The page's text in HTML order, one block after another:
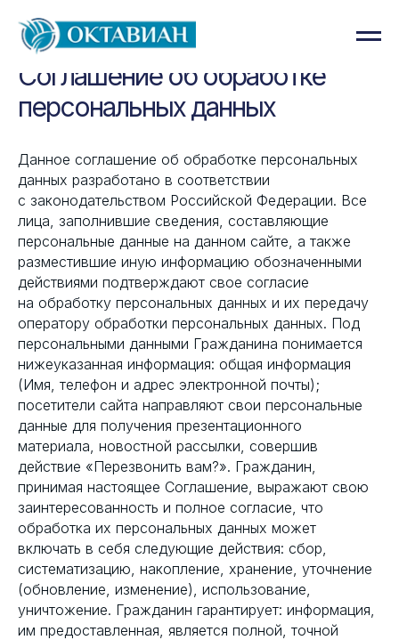
Соглашение об обработке
персональных данных
Данное соглашение об обработке персональных
данных разработано в соответствии
с законодательством Российской Федерации. Все
лица, заполнившие сведения, составляющие
персональные данные на данном сайте, а также
разместившие иную информацию обозначенными
действиями подтверждают свое согласие
на обработку персональных данных и их передачу
оператору обработки персональных данных. Под
персональными данными Гражданина понимается
нижеуказанная информация: общая информация
(Имя, телефон и адрес электронной почты);
посетители сайта направляют свои персональные
данные для получения презентационного
материала, новостной рассылки, совершив
действие «Перезвонить вам?». Гражданин,
принимая настоящее Соглашение, выражают свою
заинтересованность и полное согласие, что
обработка их персональных данных может
включать в себя следующие действия: сбор,
систематизацию, накопление, хранение, уточнение
(обновление, изменение), использование,
уничтожение. Гражданин гарантирует: информация,
им предоставленная, является полной, точной